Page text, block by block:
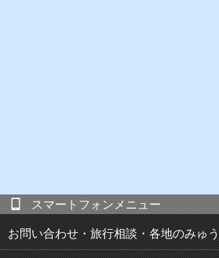
スマートフォンメニュー
お問い合わせ・旅行相談・各地のみゅう